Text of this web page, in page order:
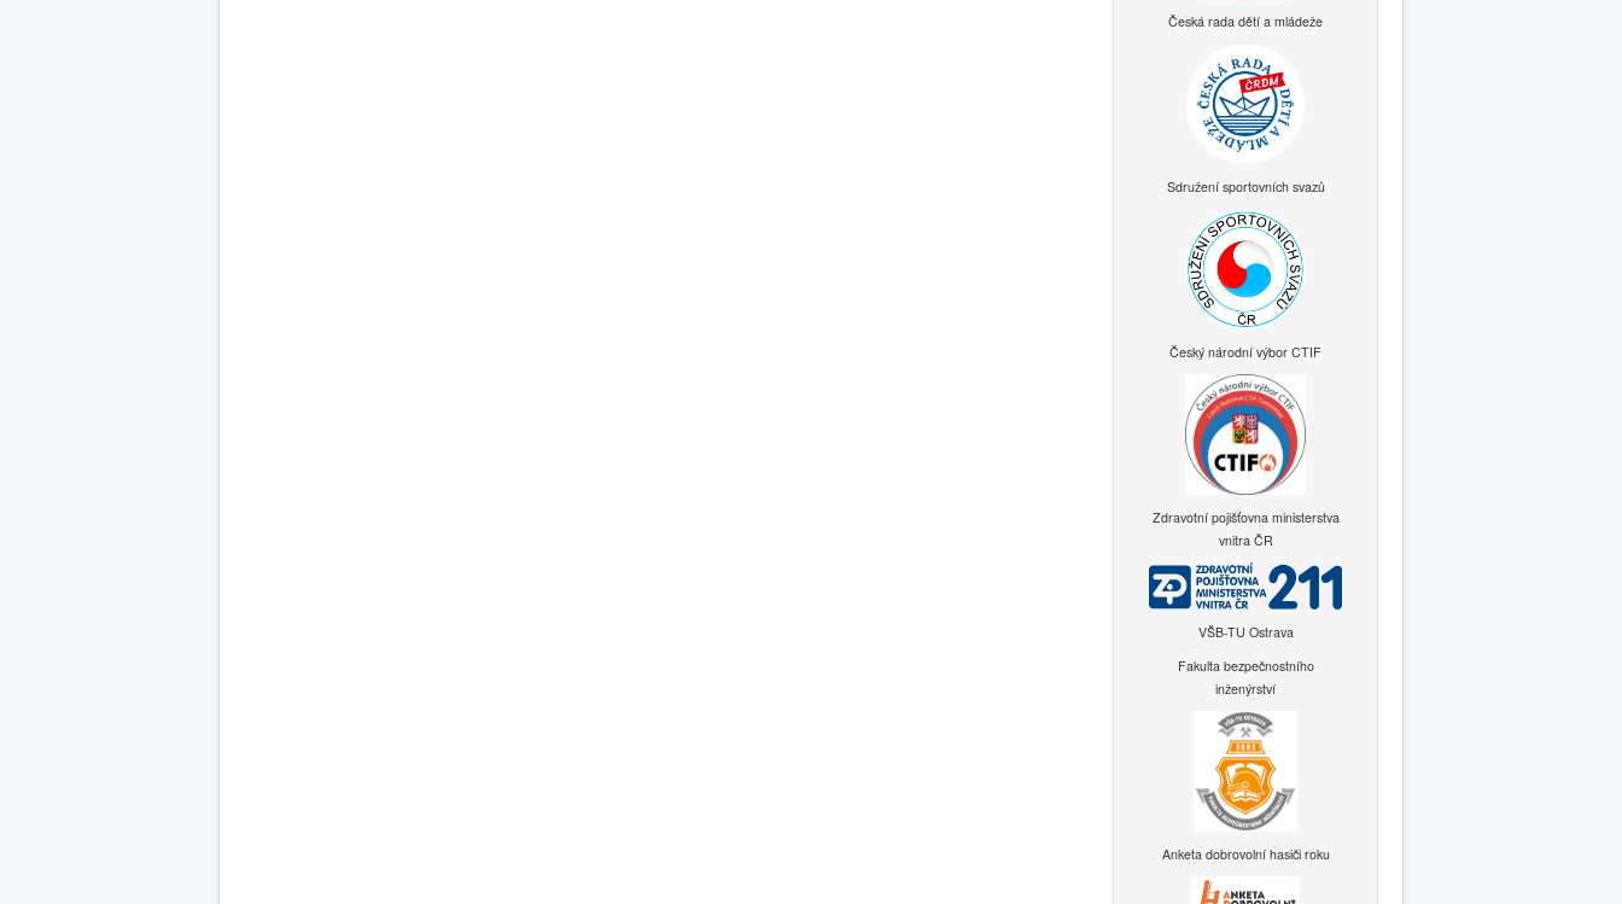
Česká rada dětí a mládeže
Sdružení sportovních svazů
Český národní výbor CTIF
Zdravotní pojišťovna ministerstva
vnitra ČR
VŠB-TU Ostrava
Fakulta bezpečnostního
inženýrství
Anketa dobrovolní hasiči roku